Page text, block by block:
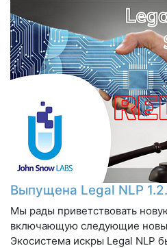
Выпущена Legal NLP
Мы рады приветствовать
включающую следующие
Экосистема искры Legal NLP